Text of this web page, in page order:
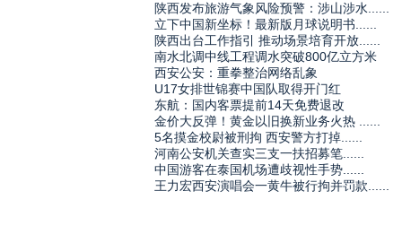
陕西发布旅游气象风险预警：涉山涉水......
立下中国新坐标！最新版月球说明书......
陕西出台工作指引 推动场景培育开放......
南水北调中线工程调水突破800亿立方米
西安公安：重拳整治网络乱象
U17女排世锦赛中国队取得开门红
东航：国内客票提前14天免费退改
金价大反弹！黄金以旧换新业务火热 ......
5名摸金校尉被刑拘 西安警方打掉......
河南公安机关查实三支一扶招募笔......
中国游客在泰国机场遭歧视性手势......
王力宏西安演唱会一黄牛被行拘并罚款......